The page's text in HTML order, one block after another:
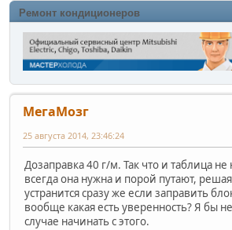
Ремонт кондиционеров
МегаМозг
25 августа 2014, 23:46:24
Дозаправка 40 г/м. Так что и таблица не
всегда она нужна и порой путают,
устранится сразу же если заправить
вообще какая есть уверенность? Я бы
случае начинать с этого.